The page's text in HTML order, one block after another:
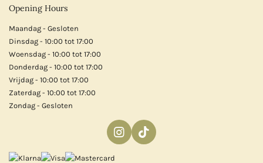
Opening Hours
Maandag - Gesloten
Dinsdag - 10:00 tot 17:00
Woensdag - 10:00 tot 17:00
Donderdag - 10:00 tot 17:00
Vrijdag - 10:00 tot 17:00
Zaterdag - 10:00 tot 17:00
Zondag - Gesloten
I
n
T
i